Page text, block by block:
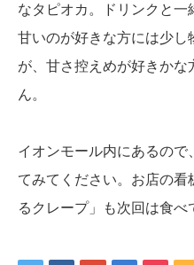
なタピオカ。ドリンクと一
甘いのが好きな方には少し
が、甘さ控えめが好きか
ん。
イオンモール内にあるので
てみてください。お店の
るクレープ」も次回は食べ